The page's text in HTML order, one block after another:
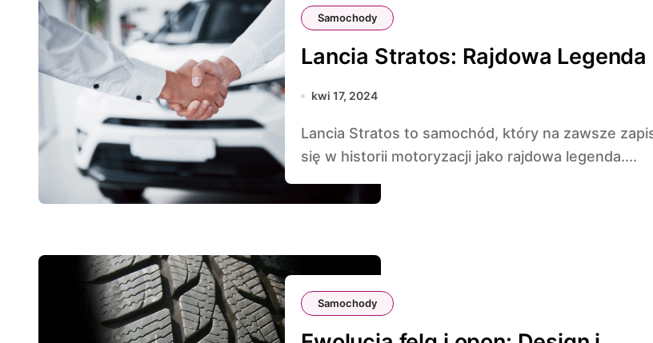
Samochody
Lancia Stratos: Rajdowa Legenda
kwi 17, 2024
Lancia Stratos to samochód, który na zawsze zapisał
się w historii motoryzacji jako rajdowa legenda....
Samochody